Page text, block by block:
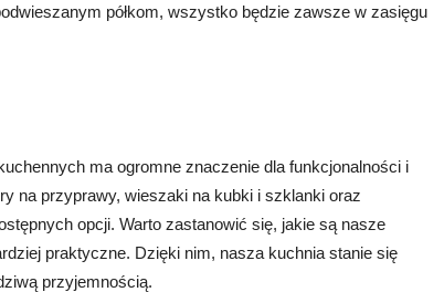
półkom, wszystko będzie zawsze w zasięgu
ma ogromne znaczenie dla funkcjonalności i
na przyprawy, wieszaki na kubki i szklanki oraz
opcji. Warto zastanowić się, jakie są nasze
praktyczne. Dzięki nim, nasza kuchnia stanie się
przyjemnością.